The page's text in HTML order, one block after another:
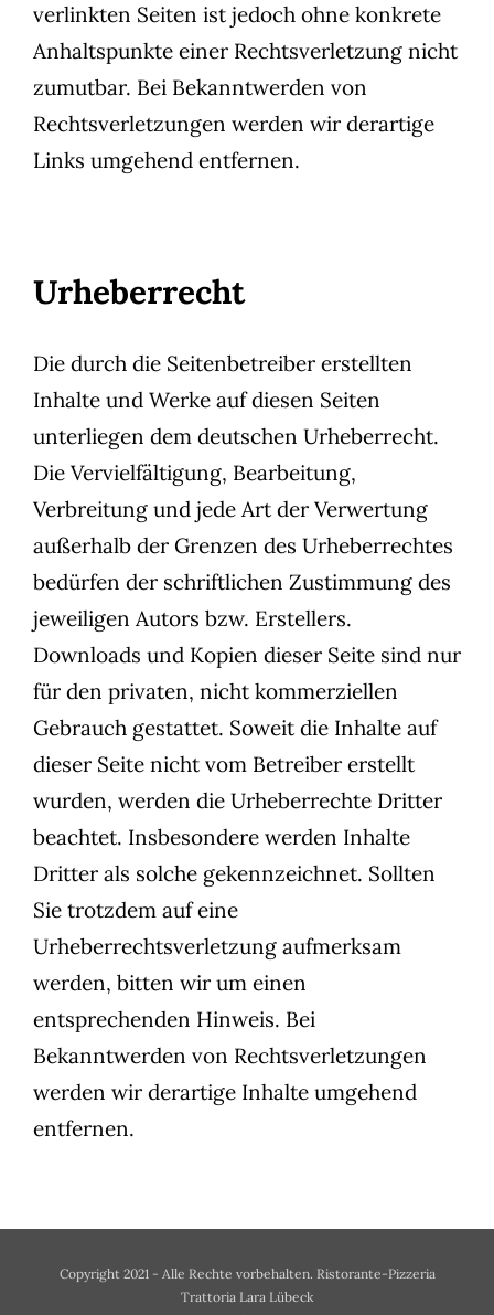
verlinkten Seiten ist jedoch ohne konkrete
Anhaltspunkte einer Rechtsverletzung nicht
zumutbar. Bei Bekanntwerden von
Rechtsverletzungen werden wir derartige
Links umgehend entfernen.
Urheberrecht
Die durch die Seitenbetreiber erstellten
Inhalte und Werke auf diesen Seiten
unterliegen dem deutschen Urheberrecht.
Die Vervielfältigung, Bearbeitung,
Verbreitung und jede Art der Verwertung
außerhalb der Grenzen des Urheberrechtes
bedürfen der schriftlichen Zustimmung des
jeweiligen Autors bzw. Erstellers.
Downloads und Kopien dieser Seite sind nur
für den privaten, nicht kommerziellen
Gebrauch gestattet. Soweit die Inhalte auf
dieser Seite nicht vom Betreiber erstellt
wurden, werden die Urheberrechte Dritter
beachtet. Insbesondere werden Inhalte
Dritter als solche gekennzeichnet. Sollten
Sie trotzdem auf eine
Urheberrechtsverletzung aufmerksam
werden, bitten wir um einen
entsprechenden Hinweis. Bei
Bekanntwerden von Rechtsverletzungen
werden wir derartige Inhalte umgehend
entfernen.
Copyright 2021 - Alle Rechte vorbehalten. Ristorante-Pizzeria
Trattoria Lara Lübeck